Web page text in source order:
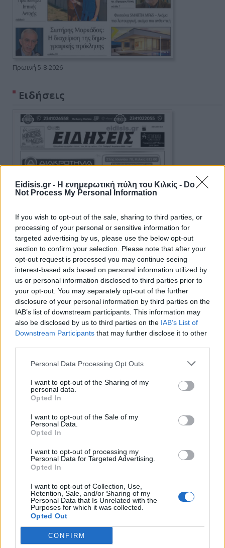
Eidisis.gr - Η ενημερωτική πύλη του Κιλκίς - Do
Not Process My Personal Information
If you wish to opt-out of the sale, sharing to third parties, or
processing of your personal or sensitive information for
targeted advertising by us, please use the below opt-out
section to confirm your selection. Please note that after your
opt-out request is processed you may continue seeing
interest-based ads based on personal information utilized by
us or personal information disclosed to third parties prior to
your opt-out. You may separately opt-out of the further
disclosure of your personal information by third parties on the
IAB’s list of downstream participants. This information may
also be disclosed by us to third parties on the IAB’s List of
Downstream Participants that may further disclose it to other
Personal Data Processing Opt Outs
I want to opt-out of the Sharing of my
personal data.
Opted In
I want to opt-out of the Sale of my
Personal Data.
Opted In
I want to opt-out of processing my
Personal Data for Targeted Advertising.
Opted In
I want to opt-out of Collection, Use,
Retention, Sale, and/or Sharing of my
Personal Data that Is Unrelated with the
Purposes for which it was collected.
Opted Out
CONFIRM
Πρωινή 5-8-2026
Ειδήσεις
ΑΠΟΨΕΙΣ